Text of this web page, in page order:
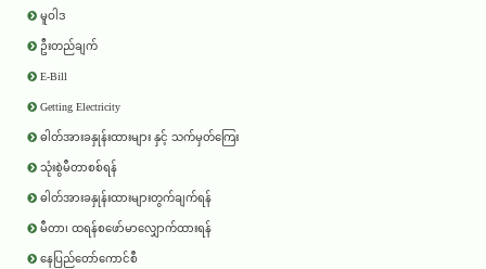
မူဝါဒ
ဦးတည်ချက်
E-Bill
Getting Electricity
ဓါတ်အားခနှုန်းထားများ နှင့် သက်မှတ်ကြေး
သုံးစွဲမီတာစစ်ရန်
ဓါတ်အားခနှုန်းထားများတွက်ချက်ရန်
မီတာ၊ ထရန်စဖော်မာလျှောက်ထားရန်
နေပြည်တော်ကောင်စီ